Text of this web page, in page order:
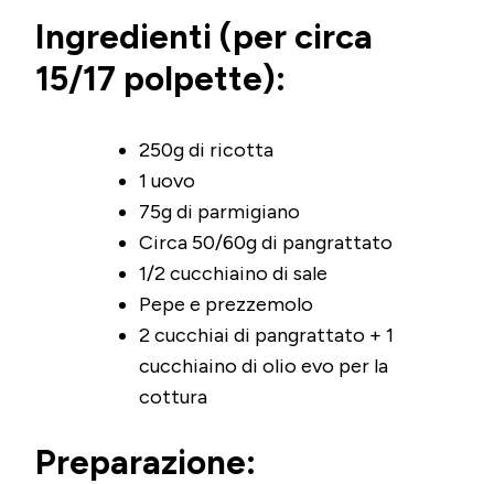
Ingredienti (per circa
15/17 polpette):
250g di ricotta
1 uovo
75g di parmigiano
Circa 50/60g di pangrattato
1/2 cucchiaino di sale
Pepe e prezzemolo
2 cucchiai di pangrattato + 1
cucchiaino di olio evo per la
cottura
Preparazione: